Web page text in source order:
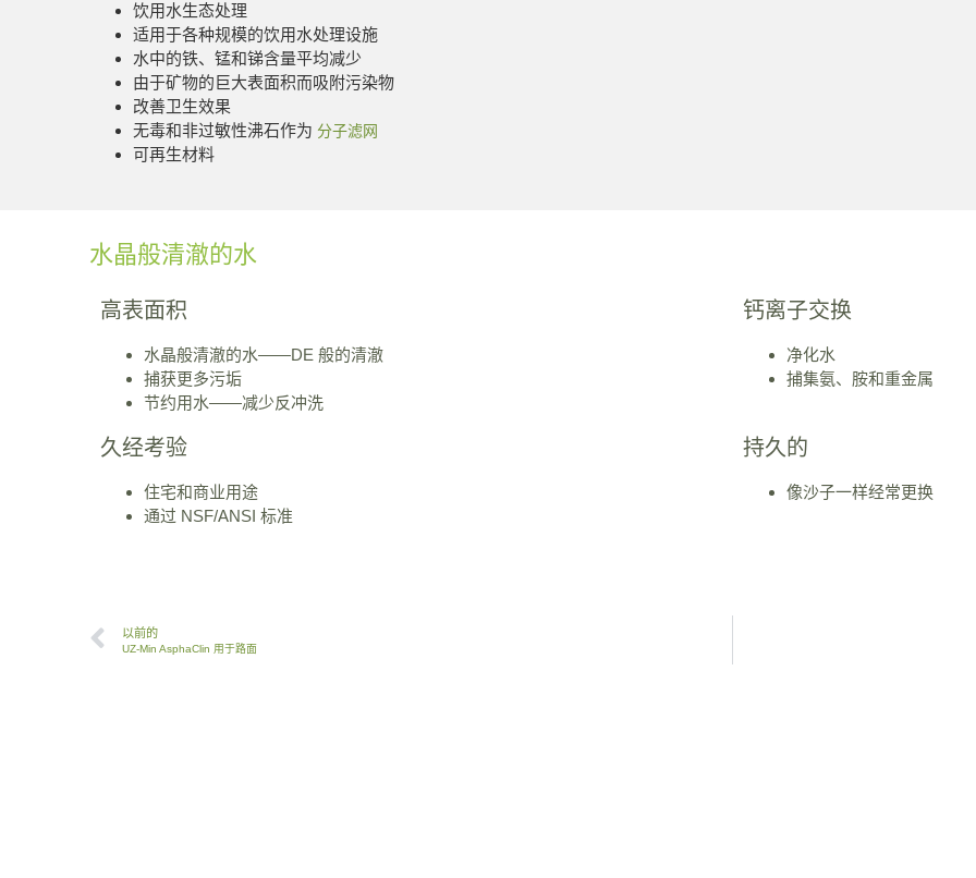
饮用水生态处理
适用于各种规模的饮用水处理设施
水中的铁、锰和锑含量平均减少
由于矿物的巨大表面积而吸附污染物
改善卫生效果
无毒和非过敏性沸石作为 分子滤网
可再生材料
水晶般清澈的水
高表面积
水晶般清澈的水——DE 般的清澈
捕获更多污垢
节约用水——减少反冲洗
钙离子交换
净化水
捕集氨、胺和重金属
久经考验
住宅和商业用途
通过 NSF/ANSI 标准
持久的
像沙子一样经常更换
以前的
UZ-Min AsphaClin 用于路面